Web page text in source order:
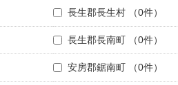
長生郡長生村 （0件）
長生郡長南町 （0件）
安房郡鋸南町 （0件）